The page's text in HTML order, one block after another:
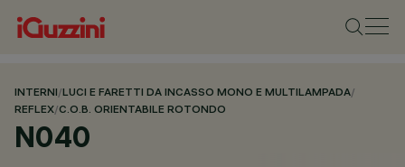
INTERNI/LUCI E FARETTI DA INCASSO MONO E MULTILAMPADA/
REFLEX/C.O.B. ORIENTABILE ROTONDO
N040